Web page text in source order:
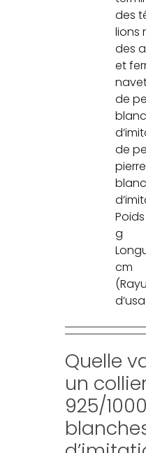
des
lions
des
et
de
de
g
cm
Quelle
un
925/